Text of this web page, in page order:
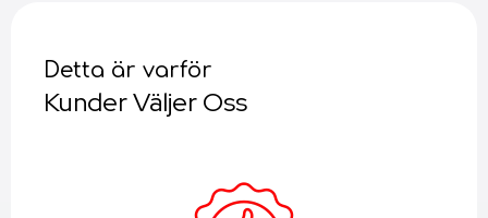
Detta är varför
Kunder Väljer Oss